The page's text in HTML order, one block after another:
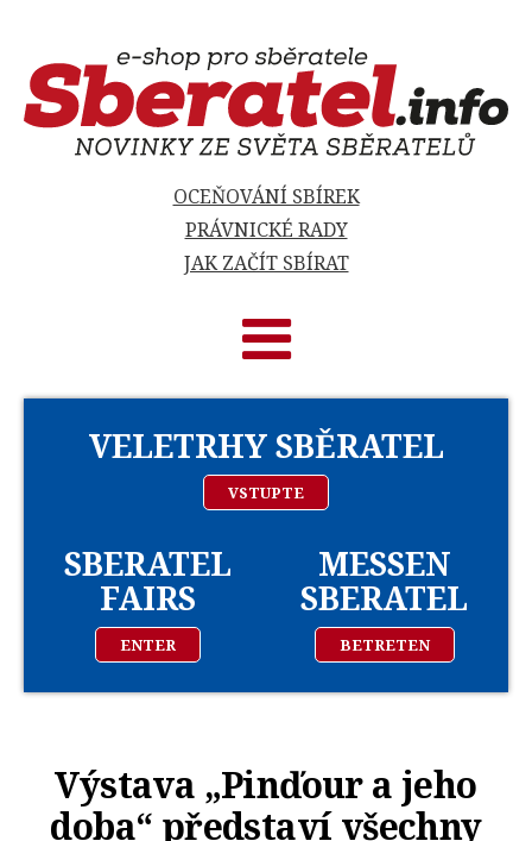
OCEŇOVÁNÍ SBÍREK
PRÁVNICKÉ RADY
JAK ZAČÍT SBÍRAT
VELETRHY SBĚRATEL
VSTUPTE
SBERATEL
FAIRS
ENTER
MESSEN
SBERATEL
BETRETEN
Výstava „Pinďour a jeho
doba“ představí všechny